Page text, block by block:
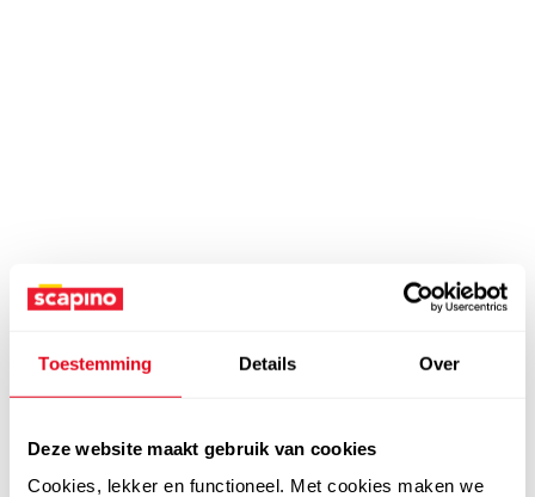
Toestemming Details Over
Deze website maakt gebruik van cookies
Cookies, lekker en functioneel. Met cookies maken we